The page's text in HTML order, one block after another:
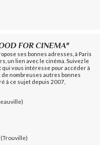
FOR CINEMA"
ses bonnes adresses, à Paris
un lien avec le cinéma. Suivez le
vous intéresse pour accéder à
nombreuses autres bonnes
à ce sujet depuis 2007,